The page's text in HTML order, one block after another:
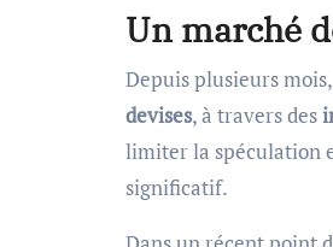
Un marché
Depuis plusieurs
devises, à travers des
limiter la spéculation
significatif.